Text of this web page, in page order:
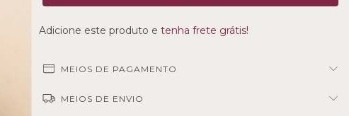
Adicione este produto e tenha frete grátis!
MEIOS DE PAGAMENTO
MEIOS DE ENVIO